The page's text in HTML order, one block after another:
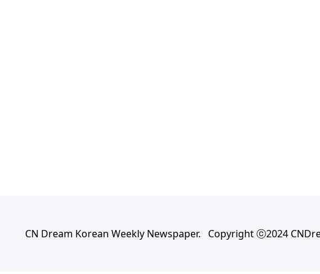
CN Dream Korean Weekly Newspaper. Copyright ⓒ2024